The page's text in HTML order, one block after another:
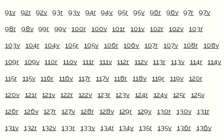
91v 92r 92v 93r 93v 94r 94v 95r 95v 96r 96v 97r 97v
98r 98v 99r 99v 100r 100v 101r 101v 102r 102v 103r
103v 104r 104v 105r 105v 106r 106v 107r 107v 108r 108v
109r 109v 110r 110v 111r 111v 112r 112v 113r 113v 114r 114v
115r 115v 116r 116v 117r 117v 118r 118v 119r 119v 120r
120v 121r 121v 122r 122v 123r 123v 124r 124v 125r 125v
126r 126v 127r 127v 128r 128v 129r 129v 130r 130v 131r
131v 132r 132v 133r 133v 134r 134v 135r 135v 136r 136v